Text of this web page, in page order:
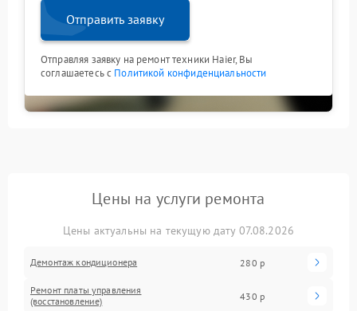
Отправить заявку
Отправляя заявку на ремонт техники Haier, Вы
соглашаетесь с Политикой конфиденциальности
Цены на услуги ремонта
Цены актуальны на текущую дату 07.08.2026
Демонтаж кондиционера 280 р
Ремонт платы управления
(восстановление)
430 р